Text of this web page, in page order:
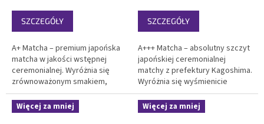
SZCZEGÓŁY
A+ Matcha – premium japońska
matcha w jakości wstępnej
ceremonialnej. Wyróżnia się
zrównoważonym smakiem,
bogatym aromatem i gładką
konsystencją. W pełni
przebadana laboratoryjnie.
SZCZEGÓŁY
A+++ Matcha – absolutny szczyt
japońskiej ceremonialnej
matchy z prefektury Kagoshima.
Wyróżnia się wyśmienicie
słodkim, bogatym w umami
smakiem, żywym
szmaragdowym kolorem i
Więcej za mniej Więcej za mniej